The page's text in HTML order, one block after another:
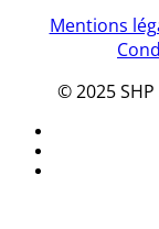
Mentions
© 2025